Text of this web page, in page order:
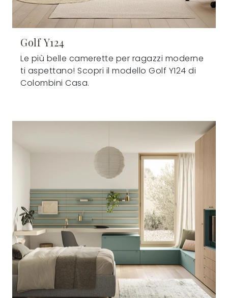
Golf Y124
Le più belle camerette per ragazzi moderne
ti aspettano! Scopri il modello Golf Y124 di
Colombini Casa.